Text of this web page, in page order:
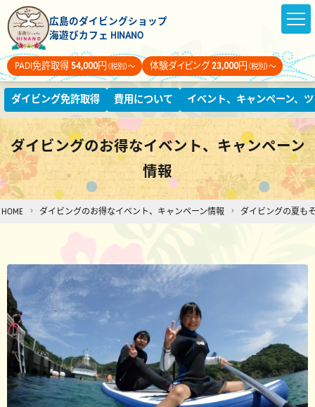
広島のダイビングショップ
海遊びカフェ HINANO
PADI免許取得54,000円 （税別）～ 体験ダイビング23,000円 （税別）～
ダイビング免許取得 費用について イベント、キャンペーン、
ダイビングのお得なイベント、キャンペーン
情報
HOME ダイビングのお得なイベント、キャンペーン情報 ダイビングの夏も